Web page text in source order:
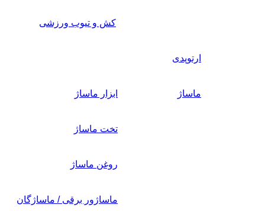
کش و تیوب ورزشی
ارتوپدی
ماساژ ابزار ماساژ
تخت ماساژ
روغن ماساژ
ماساژور برقی / ماساژگان